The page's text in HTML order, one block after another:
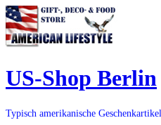
US-Shop Berlin
Typisch amerikanische Geschenkartikel,